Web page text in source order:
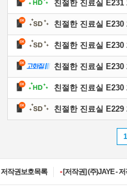
친절한 진료실 E231
친절한 진료실 E230
친절한 진료실 E230
친절한 진료실 E230
친절한 진료실 E230
친절한 진료실 E229
1
저작권보호목록
•[저작권] (주)JAYE -